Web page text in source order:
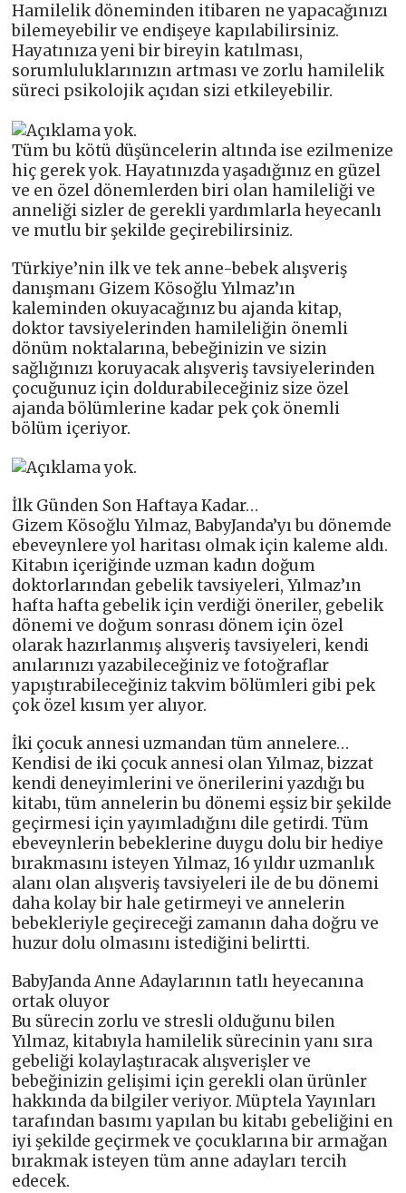
Hamilelik döneminden itibaren ne yapacağınızı
bilemeyebilir ve endişeye kapılabilirsiniz.
Hayatınıza yeni bir bireyin katılması,
sorumluluklarınızın artması ve zorlu hamilelik
süreci psikolojik açıdan sizi etkileyebilir.
Tüm bu kötü düşüncelerin altında ise ezilmenize
hiç gerek yok. Hayatınızda yaşadığınız en güzel
ve en özel dönemlerden biri olan hamileliği ve
anneliği sizler de gerekli yardımlarla heyecanlı
ve mutlu bir şekilde geçirebilirsiniz.
Türkiye’nin ilk ve tek anne-bebek alışveriş
danışmanı Gizem Kösoğlu Yılmaz’ın
kaleminden okuyacağınız bu ajanda kitap,
doktor tavsiyelerinden hamileliğin önemli
dönüm noktalarına, bebeğinizin ve sizin
sağlığınızı koruyacak alışveriş tavsiyelerinden
çocuğunuz için doldurabileceğiniz size özel
ajanda bölümlerine kadar pek çok önemli
bölüm içeriyor.
İlk Günden Son Haftaya Kadar…
Gizem Kösoğlu Yılmaz, BabyJanda’yı bu dönemde
ebeveynlere yol haritası olmak için kaleme aldı.
Kitabın içeriğinde uzman kadın doğum
doktorlarından gebelik tavsiyeleri, Yılmaz’ın
hafta hafta gebelik için verdiği öneriler, gebelik
dönemi ve doğum sonrası dönem için özel
olarak hazırlanmış alışveriş tavsiyeleri, kendi
anılarınızı yazabileceğiniz ve fotoğraflar
yapıştırabileceğiniz takvim bölümleri gibi pek
çok özel kısım yer alıyor.
İki çocuk annesi uzmandan tüm annelere…
Kendisi de iki çocuk annesi olan Yılmaz, bizzat
kendi deneyimlerini ve önerilerini yazdığı bu
kitabı, tüm annelerin bu dönemi eşsiz bir şekilde
geçirmesi için yayımladığını dile getirdi. Tüm
ebeveynlerin bebeklerine duygu dolu bir hediye
bırakmasını isteyen Yılmaz, 16 yıldır uzmanlık
alanı olan alışveriş tavsiyeleri ile de bu dönemi
daha kolay bir hale getirmeyi ve annelerin
bebekleriyle geçireceği zamanın daha doğru ve
huzur dolu olmasını istediğini belirtti.
BabyJanda Anne Adaylarının tatlı heyecanına
ortak oluyor
Bu sürecin zorlu ve stresli olduğunu bilen
Yılmaz, kitabıyla hamilelik sürecinin yanı sıra
gebeliği kolaylaştıracak alışverişler ve
bebeğinizin gelişimi için gerekli olan ürünler
hakkında da bilgiler veriyor. Müptela Yayınları
tarafından basımı yapılan bu kitabı gebeliğini en
iyi şekilde geçirmek ve çocuklarına bir armağan
bırakmak isteyen tüm anne adayları tercih
edecek.